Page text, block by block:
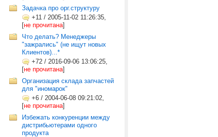
Задачка про орг.структуру
+11 / 2005-11-02 11:26:35,
[не прочитана]
Что делать? Менеджеры
"зажрались" (не ищут новых
Клиентов)...*
+72 / 2016-09-06 13:06:25,
[не прочитана]
Организация склада запчастей
для "иномарок"
+6 / 2004-06-08 09:21:02,
[не прочитана]
Избежать конкуренции между
дистрибьютерами одного
продукта